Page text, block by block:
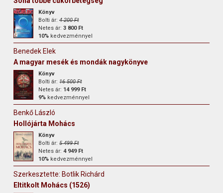
Könyv
Bolti ár:4 200 Ft
Netes ár:3 800 Ft
10% kedvezménnyel
Benedek Elek
A magyar mesék és mondák nagykönyve
Könyv
Bolti ár:16 500 Ft
Netes ár: 14 999 Ft
9% kedvezménnyel
Benkő László
Hollójárta Mohács
Könyv
Bolti ár:5 499 Ft
Netes ár:4 949 Ft
10% kedvezménnyel
Szerkesztette: Botlik Richárd
Eltitkolt Mohács (1526)